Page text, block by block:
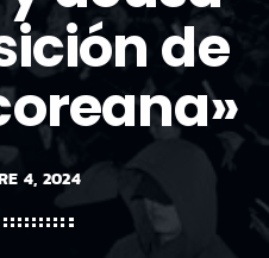
de
4, 2024